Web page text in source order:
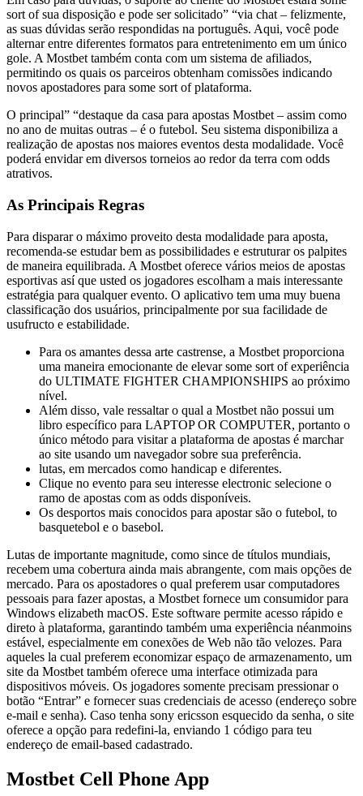
sort of sua disposição e pode ser solicitado” “via chat – felizmente,
as suas dúvidas serão respondidas na português. Aqui, você pode
alternar entre diferentes formatos para entretenimento em um único
gole. A Mostbet também conta com um sistema de afiliados,
permitindo os quais os parceiros obtenham comissões indicando
novos apostadores para some sort of plataforma.
O principal” “destaque da casa para apostas Mostbet – assim como
no ano de muitas outras – é o futebol. Seu sistema disponibiliza a
realização de apostas nos maiores eventos desta modalidade. Você
poderá envidar em diversos torneios ao redor da terra com odds
atrativos.
As Principais Regras
Para disparar o máximo proveito desta modalidade para aposta,
recomenda-se estudar bem as possibilidades e estruturar os palpites
de maneira equilibrada. A Mostbet oferece vários meios de apostas
esportivas así que usted os jogadores escolham a mais interessante
estratégia para qualquer evento. O aplicativo tem uma muy buena
classificação dos usuários, principalmente por sua facilidade de
usufructo e estabilidade.
Para os amantes dessa arte castrense, a Mostbet proporciona
uma maneira emocionante de elevar some sort of experiência
do ULTIMATE FIGHTER CHAMPIONSHIPS ao próximo
nível.
Além disso, vale ressaltar o qual a Mostbet não possui um
libro específico para LAPTOP OR COMPUTER, portanto o
único método para visitar a plataforma de apostas é marchar
ao site usando um navegador sobre sua preferência.
lutas, em mercados como handicap e diferentes.
Clique no evento para seu interesse electronic selecione o
ramo de apostas com as odds disponíveis.
Os desportos mais conocidos para apostar são o futebol, to
basquetebol e o basebol.
Lutas de importante magnitude, como since de títulos mundiais,
recebem uma cobertura ainda mais abrangente, com mais opções de
mercado. Para os apostadores o qual preferem usar computadores
pessoais para fazer apostas, a Mostbet fornece um consumidor para
Windows elizabeth macOS. Este software permite acesso rápido e
direto à plataforma, garantindo também uma experiência néanmoins
estável, especialmente em conexões de Web não tão velozes. Para
aqueles la cual preferem economizar espaço de armazenamento, um
site da Mostbet também oferece uma interface otimizada para
dispositivos móveis. Os jogadores somente precisam pressionar o
botão “Entrar” e fornecer suas credenciais de acesso (endereço sobre
e-mail e senha). Caso tenha sony ericsson esquecido da senha, o site
oferece a opção para redefini-la, enviando 1 código para teu
endereço de email-based cadastrado.
Mostbet Cell Phone App